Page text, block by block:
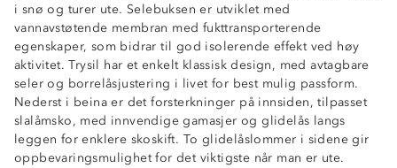
i snø og turer ute. Selebuksen er utviklet med
vannavstøtende membran med fukttransporterende
egenskaper, som bidrar til god isolerende effekt ved høy
aktivitet. Trysil har et enkelt klassisk design, med avtagbare
seler og borrelåsjustering i livet for best mulig passform.
Nederst i beina er det forsterkninger på innsiden, tilpasset
slalåmsko, med innvendige gamasjer og glidelås langs
leggen for enklere skoskift. To glidelåslommer i sidene gir
oppbevaringsmulighet for det viktigste når man er ute.
Kraftig vannavstøtende (6 000mm vannsøyle)
Vindtett
Isolerende vattering
Glatt innside
White-membran
To sidelommer med glidelås
Avtagbare, regulerbar seler
To trykknapper i front med borrelås
Forsterkninger på innsiden av beina